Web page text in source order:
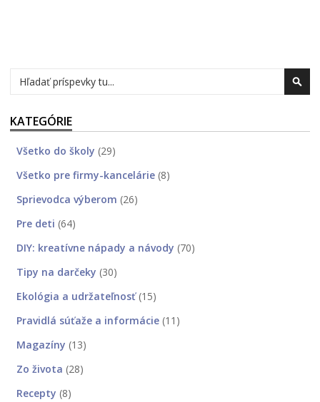
Hľadať
KATEGÓRIE
Všetko do školy (29)
Všetko pre firmy-kancelárie (8)
Sprievodca výberom (26)
Pre deti (64)
DIY: kreatívne nápady a návody (70)
Tipy na darčeky (30)
Ekológia a udržateľnosť (15)
Pravidlá súťaže a informácie (11)
Magazíny (13)
Zo života (28)
Recepty (8)